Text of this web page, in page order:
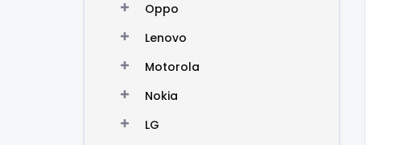
Oppo
Lenovo
Motorola
Nokia
LG